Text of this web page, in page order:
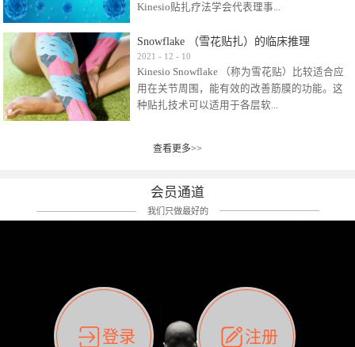
效贴布来说，40多年的研究开发制造肌内效贴
比如我本人，几乎天天接触KINESIO肌内效，无
论从皮肤适应性还是本人皮肤本身就不属于不
易过敏的那种，基本不会有过敏瘙痒的情况。
但是，当身体不适、休息不好、持续紧张等特
殊因素的影响下，有时还是会出现瘙痒过敏的
前后后居家近30天左右，感觉日子都日夜颠倒
痛影响走路。当天疼痛部贴了EDF和胃十字，膝
关节贴了半月板贴布。第2天第12肋部的EDF和
消失，贴布也没有出现进一步瘙痒过敏。而膝
关节的半月板贴布张力用的100%，但自始至终
它都很坚强的贴着，没有出现过任何瘙痒的迹
象。不同的条件下，同一个身体，不同的部位
Kinesio贴扎疗法学会代表理事...
Kinesio Taping Association International
（KTAI）名誉会长 身体具有免疫、疼痛、细胞
破坏、发热、修复、增殖、再生等自然愈合能
力。 多作为细胞因子存在于皮肤表皮、真皮、
扎疗法）的效果是通过创造一个环境，使每种
以激发身体的自然愈合能力。 通常，药物会削
弱细胞因子的作用，单方面还会引起副作用的
症状。 与此相比，Kinesio肌内效贴创造了细
的控制仍有许多未知。 细胞因子是一种酵素，
各种各样的酵素起着适当的作用，为细胞创造
了适合居住的环境。 在现代医学上，这种细胞
因子是一种酶的观点往往被否定，但在体内有
Snowflake （雪花贴扎）的临床推理
2021 - 12 - 10
Kinesio Snowflake （称为雪花贴）比较适合应
用在关节周围，能有效的改善筋膜的功能。这
种贴扎技术可以适用于各层软...
组织:肌肉，肌腱，韧带（主要围绕有问题的关
状，而是指贴布本身很重量，以及贴布刺激的
类型。贴布的应用充分利用了体内由间质液组
成的自然流体力学的流体层。这种轻微的刺激
间，还可以在单片贴布上提供支持和深度刺
激。通过对间质液的适当控制，可以连接皮下
筋膜，对关节进行非常轻柔的刺激，增加患部
的治疗区域。 snowflake“雪花”贴布不会妨碍皮
查看更多>>
会员通道
我们只做最好的
登录 注册